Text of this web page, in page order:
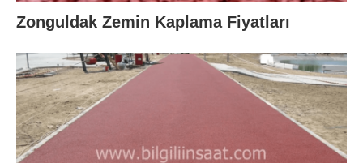
Zonguldak Zemin Kaplama Fiyatları